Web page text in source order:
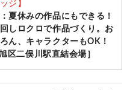
ジ】
夏休みの作品にもできる！
しロクロで作品づくり。お
ん、キャラクターもOK！
区二俣川駅直結会場］